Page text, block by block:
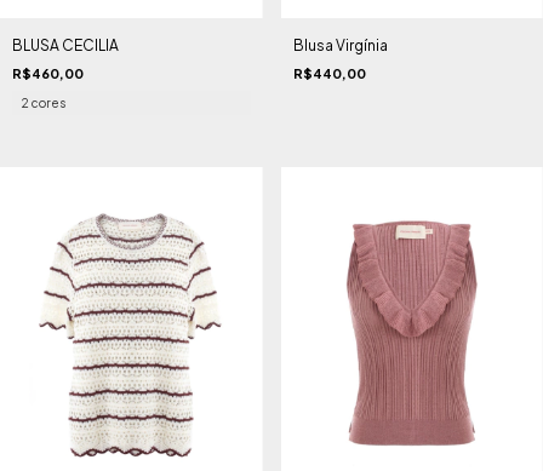
BLUSA CECILIA
R$460,00
2 cores
Blusa Virgínia
R$440,00